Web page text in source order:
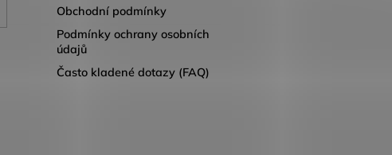
Obchodní podmínky
Podmínky ochrany osobních
údajů
Často kladené dotazy (FAQ)